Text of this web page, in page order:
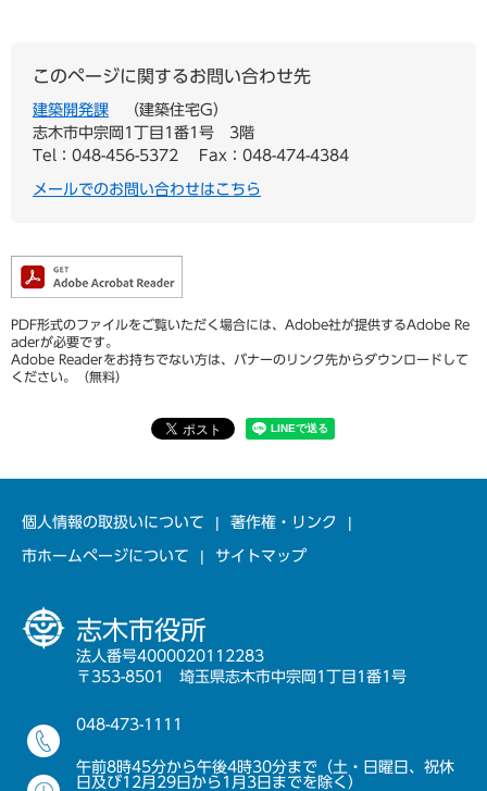
このページに関するお問い合わせ先
建築開発課
建築住宅G
志木市中宗岡1丁目1番1号 3階
Tel：048-456-5372
Fax：048-474-4384
メールでのお問い合わせはこちら
PDF形式のファイルをご覧いただく場合には、Adobe社が提供するAdobe Re
aderが必要です。
Adobe Readerをお持ちでない方は、バナーのリンク先からダウンロードして
ください。（無料）
個人情報の取扱いについて 著作権・リンク
市ホームページについて サイトマップ
志木市役所
法人番号4000020112283
〒353-8501 埼玉県志木市中宗岡1丁目1番1号
048-473-1111
午前8時45分から午後4時30分まで（土・日曜日、祝休
日及び12月29日から1月3日までを除く）